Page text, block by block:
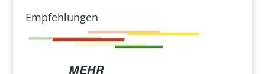
Empfehlungen